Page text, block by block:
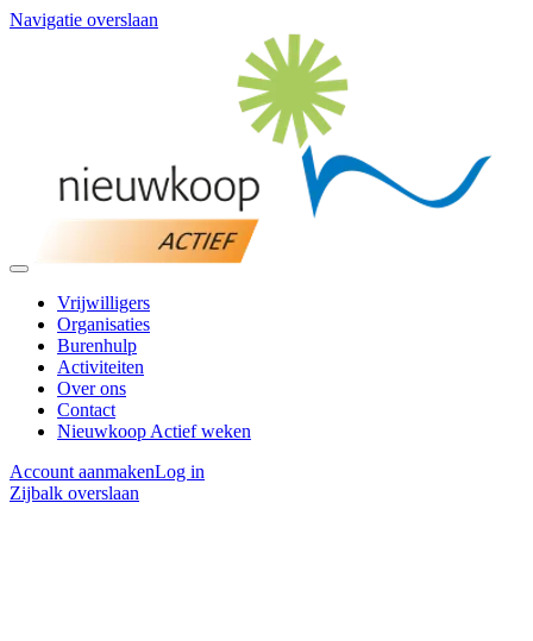
Navigatie overslaan
Vrijwilligers
Organisaties
Burenhulp
Activiteiten
Over ons
Contact
Nieuwkoop Actief weken
Account aanmakenLog in
Zijbalk overslaan